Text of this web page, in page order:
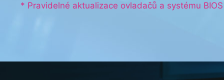
* Pravidelné aktualizace ovladačů a systému